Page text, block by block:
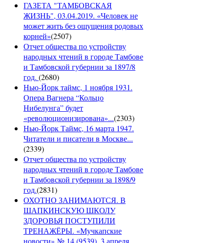
ГАЗЕТА "ТАМБОВСКАЯ
ЖИЗНЬ", 03.04.2019. «Человек не
может жить без ощущения родовых
корней»(2507)
Отчет общества по устройству
народных чтений в городе Тамбове
и Тамбовской губернии за 1897/8
год. (2680)
Нью-Йорк таймс, 1 ноября 1931.
Опера Вагнера “Кольцо
Нибелунга” будет
«революционизирована»...(2303)
Нью-Йорк Таймс, 16 марта 1947.
Читатели и писатели в Москве...
(2339)
Отчет общества по устройству
народных чтений в городе Тамбове
и Тамбовской губернии за 1898/9
год.(2831)
ОХОТНО ЗАНИМАЮТСЯ. В
ШАПКИНСКУЮ ШКОЛУ
ЗДОРОВЬЯ ПОСТУПИЛИ
ТРЕНАЖЁРЫ. «Мучкапские